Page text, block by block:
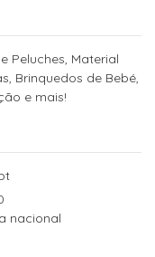
Peluches, Material
Brinquedos de Bebé,
e mais!
nacional